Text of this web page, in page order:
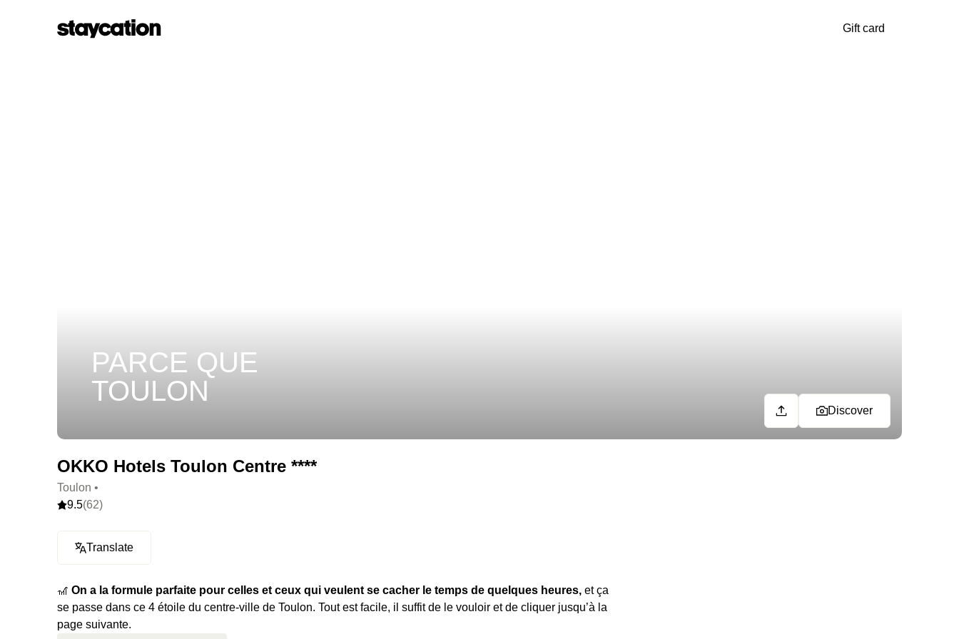
Gift card
PARCE QUE
TOULON
Discover
OKKO Hotels Toulon Centre ****
Toulon •
9.5(62)
Translate
🎢 On a la formule parfaite pour celles et ceux qui veulent se cacher le temps de quelques heures, et ça
se passe dans ce 4 étoile du centre-ville de Toulon. Tout est facile, il suffit de le vouloir et de cliquer jusqu’à la
page suivante.